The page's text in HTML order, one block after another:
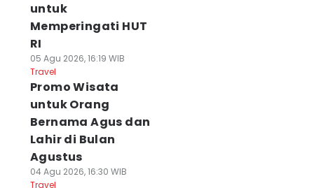
untuk
Memperingati HUT
RI
05 Agu 2026, 16:19 WIB
Travel
Promo Wisata
untuk Orang
Bernama Agus dan
Lahir di Bulan
Agustus
04 Agu 2026, 16:30 WIB
Travel